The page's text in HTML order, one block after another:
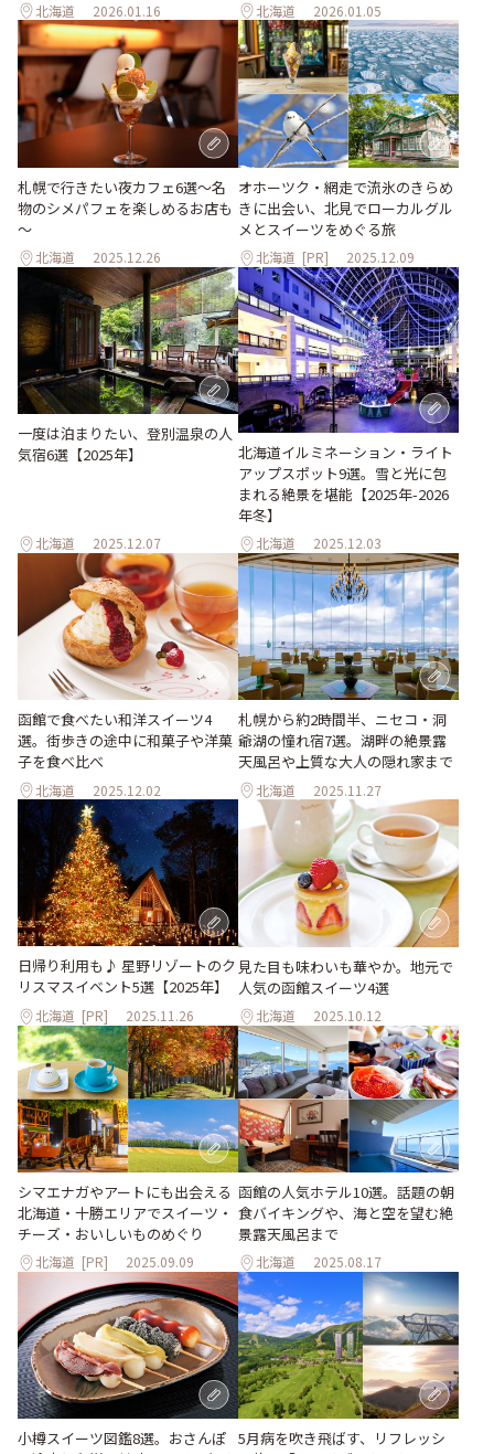
北海道 2026.01.16 北海道 2026.01.05
札幌で行きたい夜カフェ6選～名
物のシメパフェを楽しめるお店も
～
北海道 2025.12.26
オホーツク・網走で流氷のきらめ
きに出会い、北見でローカルグル
メとスイーツをめぐる旅
北海道 [PR] 2025.12.09
一度は泊まりたい、登別温泉の人
気宿6選【2025年】
北海道 2025.12.07
北海道イルミネーション・ライト
アップスポット9選。雪と光に包
まれる絶景を堪能【2025年-2026
年冬】
北海道 2025.12.03
函館で食べたい和洋スイーツ4
選。街歩きの途中に和菓子や洋菓
子を食べ比べ
北海道 2025.12.02
札幌から約2時間半、ニセコ・洞
爺湖の憧れ宿7選。湖畔の絶景露
天風呂や上質な大人の隠れ家まで
北海道 2025.11.27
日帰り利用も♪ 星野リゾートのク
リスマスイベント5選【2025年】
北海道 [PR] 2025.11.26
見た目も味わいも華やか。地元で
人気の函館スイーツ4選
北海道 2025.10.12
シマエナガやアートにも出会える
北海道・十勝エリアでスイーツ・
チーズ・おいしいものめぐり
北海道 [PR] 2025.09.09
函館の人気ホテル10選。話題の朝
食バイキングや、海と空を望む絶
景露天風呂まで
北海道 2025.08.17
小樽スイーツ図鑑8選。おさんぽ 5月病を吹き飛ばす、リフレッシ